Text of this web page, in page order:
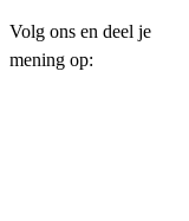
Volg ons en deel je
mening op: